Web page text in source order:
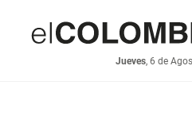
Jueves, 6 de